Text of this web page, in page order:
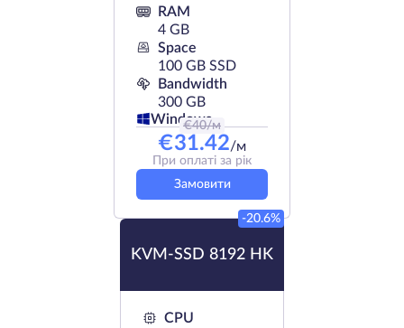
RAM
4 GB
Space
100 GB SSD
Bandwidth
300 GB
Windows
€40/м
€31.42/м
При оплаті за рік
Замовити
KVM-SSD 8192 HK
-20.6%
CPU